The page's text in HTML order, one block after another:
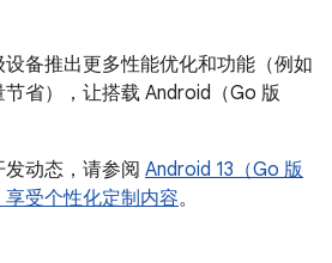
备推出更多性能优化和功能（例如
省），让搭载 Android（Go 版
动态，请参阅 Android 13（Go 版
受个性化定制内容。